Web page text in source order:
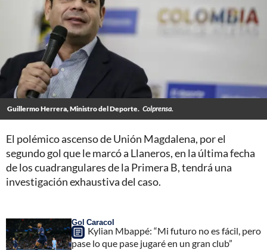
Guillermo Herrera, Ministro del Deporte. Colprensa.
El polémico ascenso de Unión Magdalena, por el
segundo gol que le marcó a Llaneros, en la última fecha
de los cuadrangulares de la Primera B, tendrá una
investigación exhaustiva del caso.
Gol Caracol
Kylian Mbappé: “Mi futuro no es fácil, pero
pase lo que pase jugaré en un gran club”